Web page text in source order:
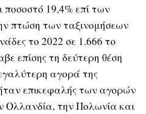
ποσοστό 19,4% επί των
πτώση των ταξινομήσεων
το 2022 σε 1.666 το
επίσης τη δεύτερη θέση
αγορά της
επικεφαλής των αγορών
Ολλανδία, την Πολωνία και